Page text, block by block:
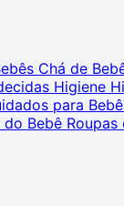
Chá de
Higiene
para
do Bebê Roupas